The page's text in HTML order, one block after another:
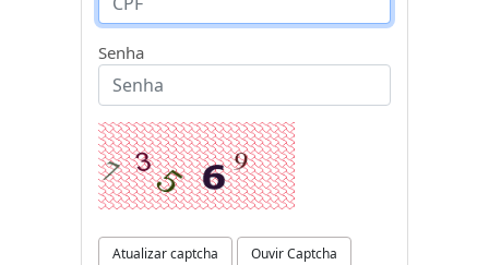
Senha
Atualizar captcha Ouvir Captcha